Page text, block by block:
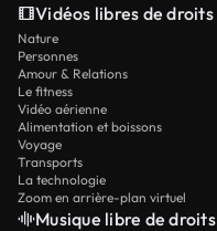
Vidéos libres de droits
Nature
Personnes
Amour & Relations
Le fitness
Vidéo aérienne
Alimentation et boissons
Voyage
Transports
La technologie
Zoom en arrière-plan virtuel
Musique libre de droits